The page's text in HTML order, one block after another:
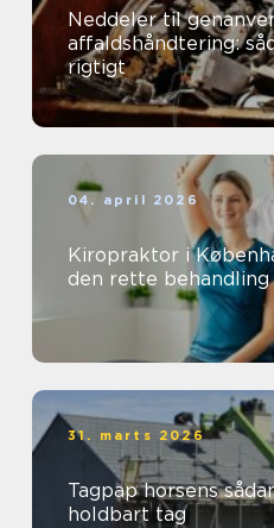
Neddeler til
affaldshåndtering:
rigtigt
04. april 2026
Kiropraktor i
den rette
31. marts 2026
Tagpap horsens sådan får du et tæt og
holdbart tag